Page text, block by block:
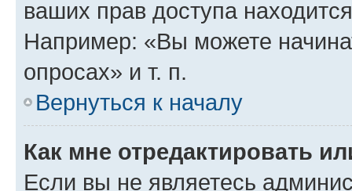
ваших прав доступа
Например: «Вы можете
опросах» и т. п.
Вернуться к началу
Как мне отредактировать
Если вы не являетесь